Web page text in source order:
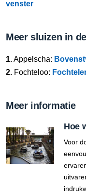
venster
Meer sluizen in
1.Appelscha:
2. Fochteloo:
Meer informatie
Hoe
Voor